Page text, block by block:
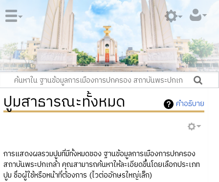
คำอธิบาย
ปูมสาธารณะทั้งหมด
การแสดงผลรวมปูมที่มีทั้งหมดของ ฐานข้อมูลการเมืองการปกครอง
สถาบันพระปกเกล้า คุณสามารถค้นหาให้ละเอียดขึ้นโดยเลือกประเภท
ปูม ชื่อผู้ใช้หรือหน้าที่ต้องการ (ไวต่ออักษรใหญ่เล็ก)